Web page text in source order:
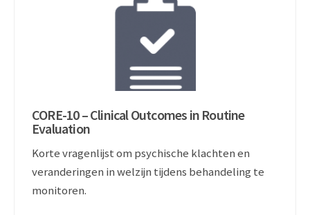
CORE-10 – Clinical Outcomes in Routine
Evaluation
Korte vragenlijst om psychische klachten en
veranderingen in welzijn tijdens behandeling te
monitoren.